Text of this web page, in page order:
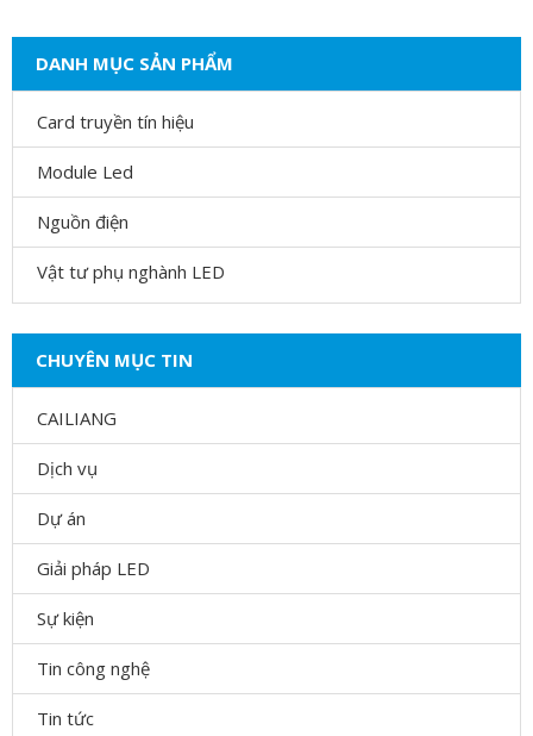
DANH MỤC SẢN PHẨM
Card truyền tín hiệu
Module Led
Nguồn điện
Vật tư phụ nghành LED
CHUYÊN MỤC TIN
CAILIANG
Dịch vụ
Dự án
Giải pháp LED
Sự kiện
Tin công nghệ
Tin tức